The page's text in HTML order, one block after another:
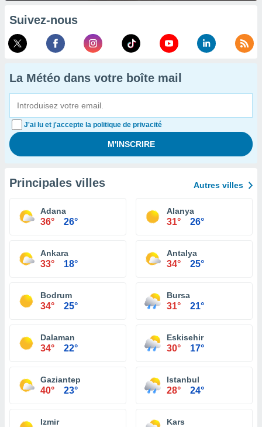
Suivez-nous
La Météo dans votre boîte mail
J'ai lu et j'accepte la politique de privacité
Principales villes Autres villes
Adana
36° 26°
Alanya
31° 26°
Ankara
33° 18°
Antalya
34° 25°
Bodrum
34° 25°
Bursa
31° 21°
Dalaman
34° 22°
Eskisehir
30° 17°
Gaziantep
40° 23°
Istanbul
28° 24°
Izmir Kars